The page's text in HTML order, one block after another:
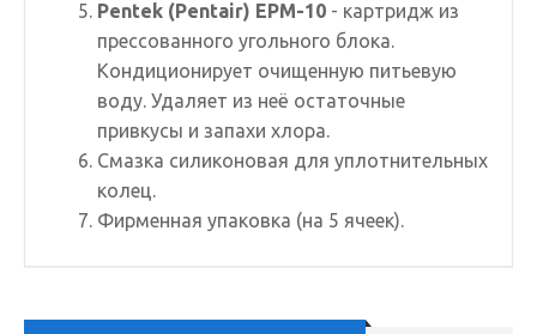
Pentek (Pentair) EPM-10 - картридж из
прессованного угольного блока.
Кондиционирует очищенную питьевую
воду. Удаляет из неё остаточные
привкусы и запахи хлора.
Смазка силиконовая для уплотнительных
колец.
Фирменная упаковка (на 5 ячеек).